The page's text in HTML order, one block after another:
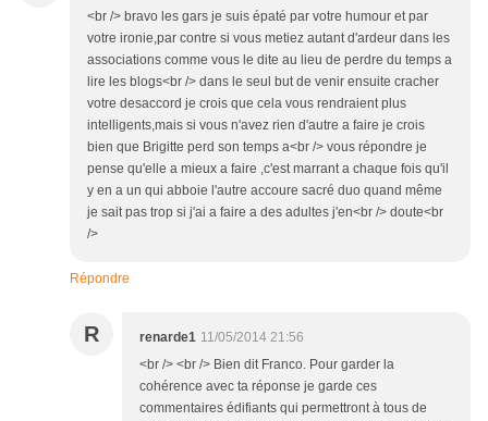
<br /> bravo les gars je suis épaté par votre humour et par
votre ironie,par contre si vous metiez autant d'ardeur dans les
associations comme vous le dite au lieu de perdre du temps a
lire les blogs<br /> dans le seul but de venir ensuite cracher
votre desaccord je crois que cela vous rendraient plus
intelligents,mais si vous n'avez rien d'autre a faire je crois
bien que Brigitte perd son temps a<br /> vous répondre je
pense qu'elle a mieux a faire ,c'est marrant a chaque fois qu'il
y en a un qui abboie l'autre accoure sacré duo quand même
je sait pas trop si j'ai a faire a des adultes j'en<br /> doute<br
/>
Répondre
R renarde1 11/05/2014 21:56
<br /> <br /> Bien dit Franco. Pour garder la
cohérence avec ta réponse je garde ces
commentaires édifiants qui permettront à tous de